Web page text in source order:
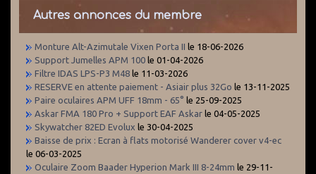
Autres annonces du membre
Monture Alt-Azimutale Vixen Porta II le 18-06-2026
Support Jumelles APM 100 le 01-04-2026
Filtre IDAS LPS-P3 M48 le 11-03-2026
RESERVE en attente paiement - Asiair plus 32Go le 13-11-2025
Paire oculaires APM UFF 18mm - 65° le 25-09-2025
Askar FMA 180 Pro + Support EAF Askar le 04-05-2025
Skywatcher 82ED Evolux le 30-04-2025
Baisse de prix : Ecran à flats motorisé Wanderer cover v4-ec
le 06-03-2025
Oculaire Zoom Baader Hyperion Mark III 8-24mm le 29-11-